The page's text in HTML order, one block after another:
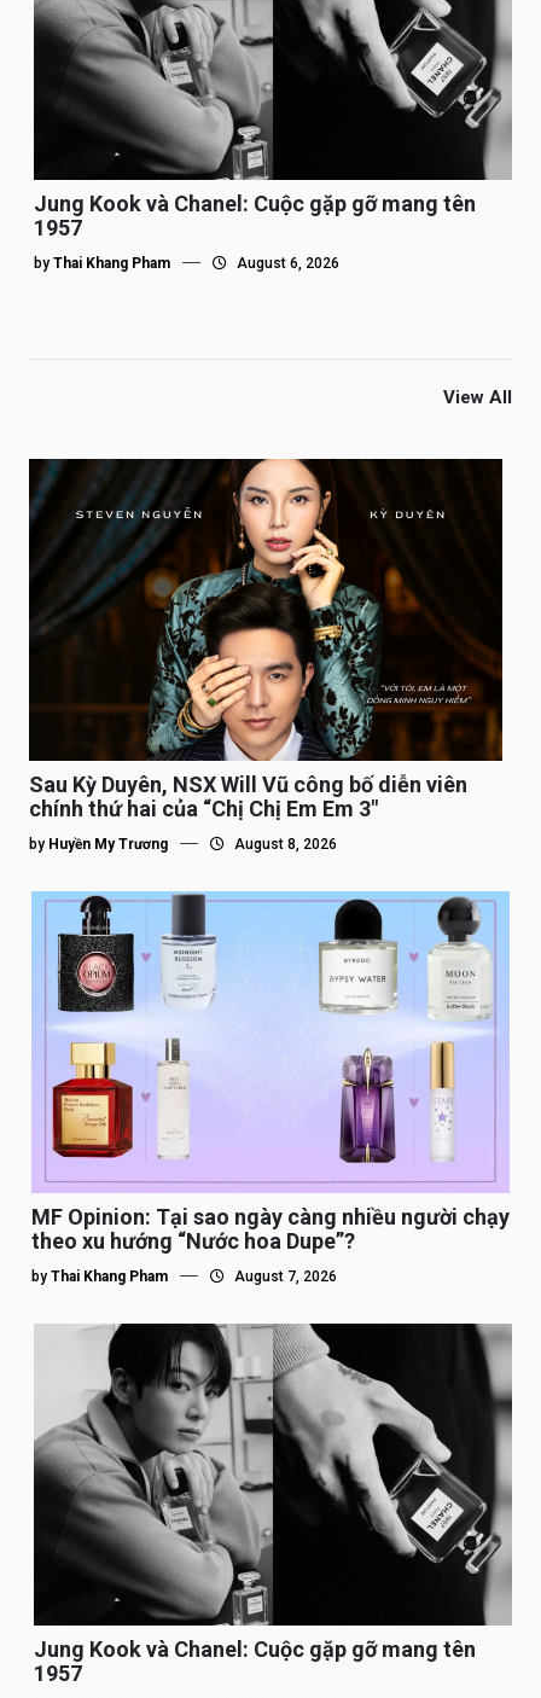
Jung Kook và Chanel: Cuộc gặp gỡ mang tên
1957
by Thai Khang Pham August 6, 2026
View All
Sau Kỳ Duyên, NSX Will Vũ công bố diễn viên
chính thứ hai của “Chị Chị Em Em 3″
by Huyền My Trương August 8, 2026
MF Opinion: Tại sao ngày càng nhiều người chạy
theo xu hướng “Nước hoa Dupe”?
by Thai Khang Pham August 7, 2026
Jung Kook và Chanel: Cuộc gặp gỡ mang tên
1957